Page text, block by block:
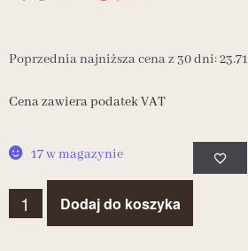
Poprzednia najniższa cena z 30 dni:23.71
Cena zawiera podatek VAT
17 w magazynie
Dodaj do koszyka